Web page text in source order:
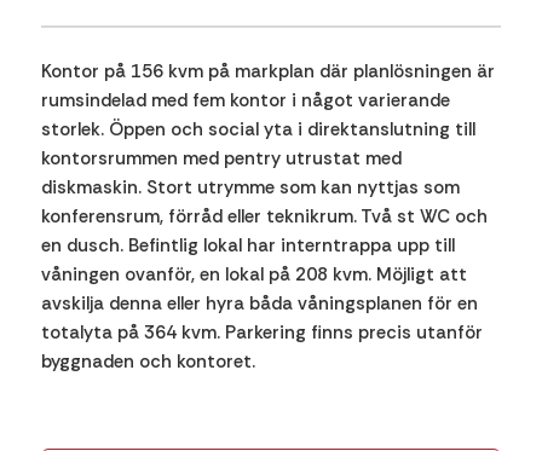
Kontor på 156 kvm på markplan där planlösningen är
rumsindelad med fem kontor i något varierande
storlek. Öppen och social yta i direktanslutning till
kontorsrummen med pentry utrustat med
diskmaskin. Stort utrymme som kan nyttjas som
konferensrum, förråd eller teknikrum. Två st WC och
en dusch. Befintlig lokal har interntrappa upp till
våningen ovanför, en lokal på 208 kvm. Möjligt att
avskilja denna eller hyra båda våningsplanen för en
totalyta på 364 kvm. Parkering finns precis utanför
byggnaden och kontoret.